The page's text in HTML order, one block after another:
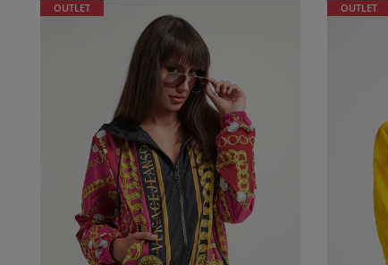
OUTLET OUTLET